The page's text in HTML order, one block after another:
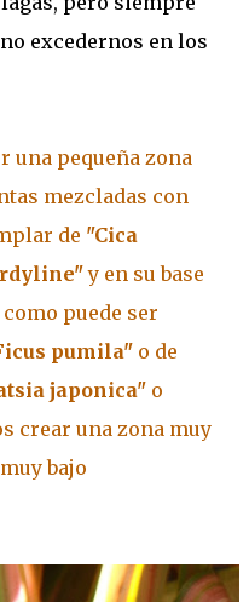
excedernos en los
una pequeña zona
mezcladas con
de "Cica
y en su base
puede ser
pumila" o de
japonica" o
crear una zona muy
bajo